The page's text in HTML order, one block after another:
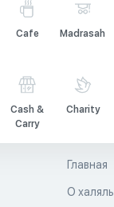
Cafe Madrasah
Cash &
Carry
Charity
Главная
О халяль